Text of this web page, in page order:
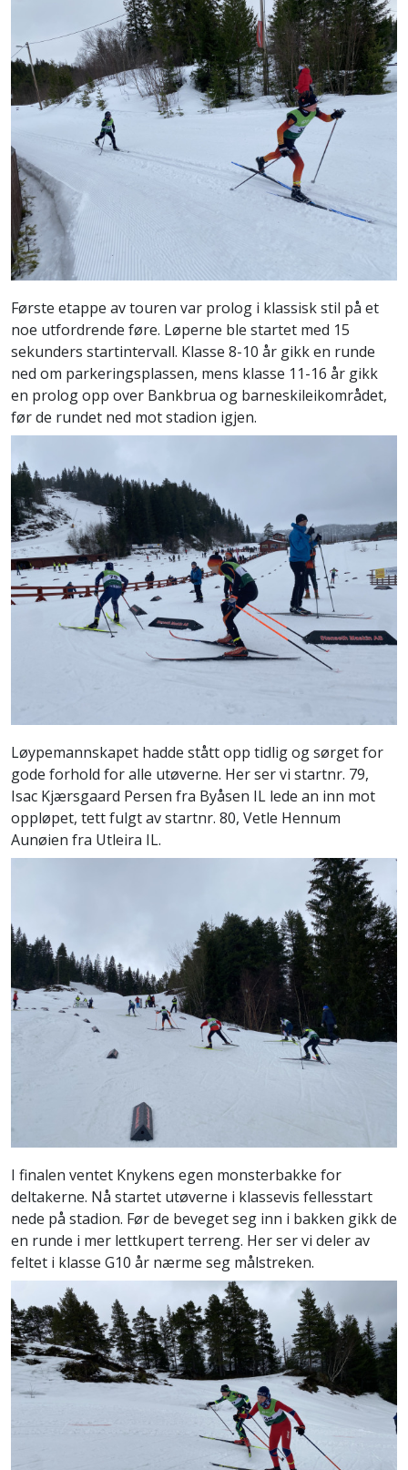
Første etappe av touren var prolog i klassisk stil på et
noe utfordrende føre. Løperne ble startet med 15
sekunders startintervall. Klasse 8-10 år gikk en runde
ned om parkeringsplassen, mens klasse 11-16 år gikk
en prolog opp over Bankbrua og barneskileikområdet,
før de rundet ned mot stadion igjen.
Løypemannskapet hadde stått opp tidlig og sørget for
gode forhold for alle utøverne. Her ser vi startnr. 79,
Isac Kjærsgaard Persen fra Byåsen IL lede an inn mot
oppløpet, tett fulgt av startnr. 80, Vetle Hennum
Aunøien fra Utleira IL.
I finalen ventet Knykens egen monsterbakke for
deltakerne. Nå startet utøverne i klassevis fellesstart
nede på stadion. Før de beveget seg inn i bakken gikk de
en runde i mer lettkupert terreng. Her ser vi deler av
feltet i klasse G10 år nærme seg målstreken.